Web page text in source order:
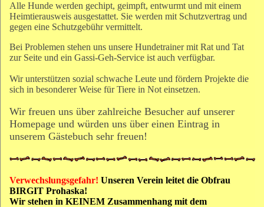
Alle Hunde werden gechipt, geimpft, entwurmt und mit einem
Heimtierausweis ausgestattet. Sie werden mit Schutzvertrag und
gegen eine Schutzgebühr vermittelt.
Bei Problemen stehen uns unsere Hundetrainer mit Rat und Tat
zur Seite und ein Gassi-Geh-Service ist auch verfügbar.
Wir unterstützen sozial schwache Leute und fördern Projekte die
sich in besonderer Weise für Tiere in Not einsetzen.
Wir freuen uns über zahlreiche Besucher auf unserer
Homepage und würden uns über einen Eintrag in
unserem Gästebuch sehr freuen!
Verwechslungsgefahr! Unseren Verein leitet die Obfrau
BIRGIT Prohaska!
Wir stehen in KEINEM Zusammenhang mit dem